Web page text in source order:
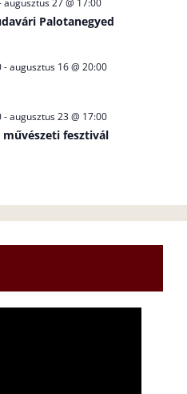
augusztus 27 @ 17:00
Palotanegyed
-augusztus 16 @ 20:00
-augusztus 23 @ 17:00
fesztivál